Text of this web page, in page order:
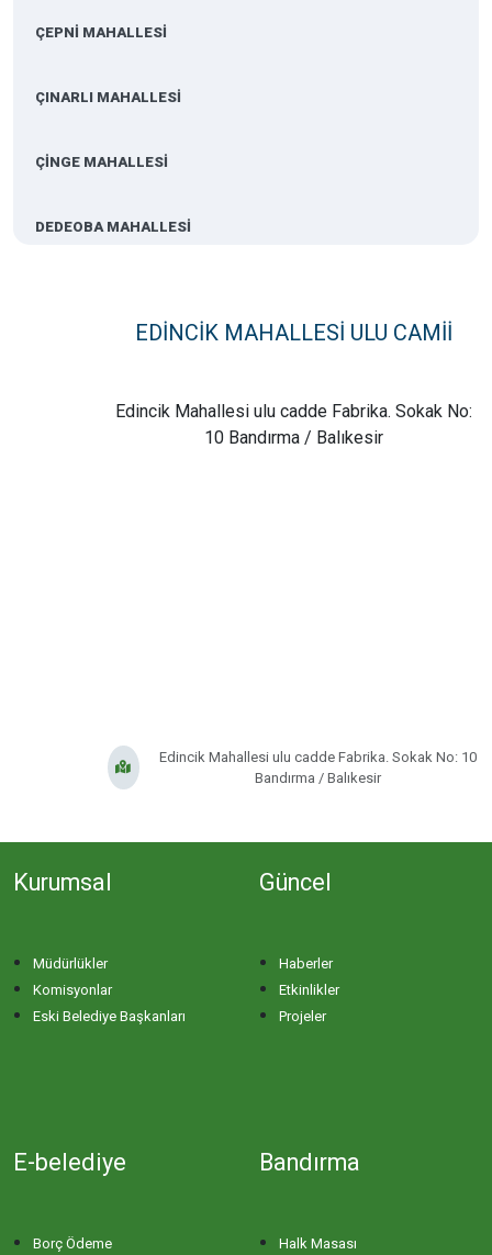
ÇEPNİ MAHALLESİ
ÇINARLI MAHALLESİ
ÇİNGE MAHALLESİ
DEDEOBA MAHALLESİ
DOĞANPINAR MAHALLESİ
ERGİLİ MAHALLESİ
ESKİZİRAATLİ MAHALLESİ
GÜNAYDIN MAHALLESİ
EDİNCİK MAHALLESİ ULU CAMİİ
Edincik Mahallesi ulu cadde Fabrika. Sokak No:
10 Bandırma / Balıkesir
Edincik Mahallesi ulu cadde Fabrika. Sokak No: 10
Bandırma / Balıkesir
Kurumsal
Müdürlükler
Komisyonlar
Eski Belediye Başkanları
Güncel
Haberler
Etkinlikler
Projeler
E-belediye
Borç Ödeme
Bandırma
Halk Masası